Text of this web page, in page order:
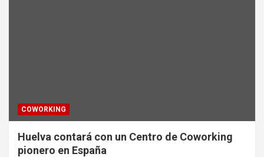
COWORKING
Huelva contará con un Centro de Coworking
pionero en España